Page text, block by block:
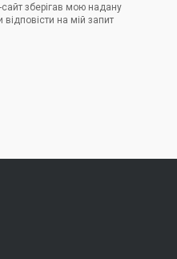
зберігав мою надану
на мій запит